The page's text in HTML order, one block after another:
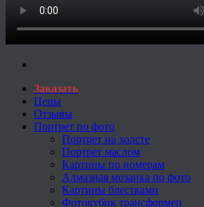
Заказать
Цены
Отзывы
Портрет по фото
Портрет на холсте
Портрет маслом
Картины по номерам
Алмазная мозаика по фото
Картины блестками
Фотокубик трансформер